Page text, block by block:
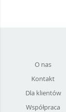
O nas
Kontakt
Dla klientów
Współpraca